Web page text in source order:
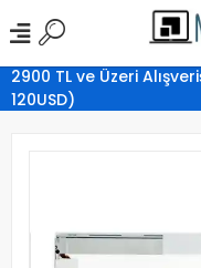
2900 TL ve Üzeri
120USD)